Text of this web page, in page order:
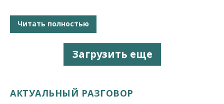
Читать полностью
Загрузить еще
АКТУАЛЬНЫЙ РАЗГОВОР